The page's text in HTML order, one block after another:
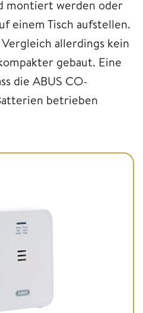
montiert werden oder
einem Tisch aufstellen.
allerdings kein
gebaut. Eine
die ABUS CO-
betrieben